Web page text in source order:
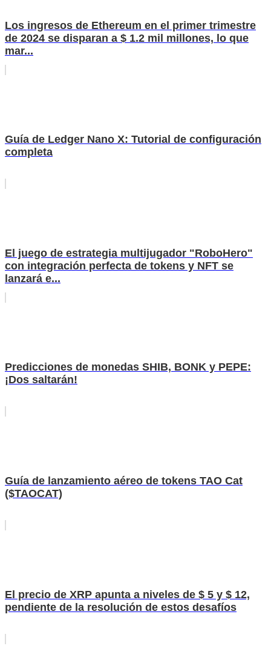
Los ingresos de Ethereum en el primer trimestre
de 2024 se disparan a $ 1.2 mil millones, lo que
mar...
Guía de Ledger Nano X: Tutorial de configuración
completa
El juego de estrategia multijugador "RoboHero"
con integración perfecta de tokens y NFT se
lanzará e...
Predicciones de monedas SHIB, BONK y PEPE:
¡Dos saltarán!
Guía de lanzamiento aéreo de tokens TAO Cat
($TAOCAT)
El precio de XRP apunta a niveles de $ 5 y $ 12,
pendiente de la resolución de estos desafíos